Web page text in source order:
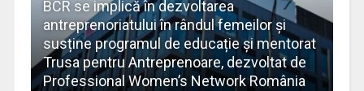
BCR se implică în dezvoltarea
antreprenoriatului în rândul femeilor și
susține programul de educație și mentorat
Trusa pentru Antreprenoare, dezvoltat de
Professional Women’s Network România